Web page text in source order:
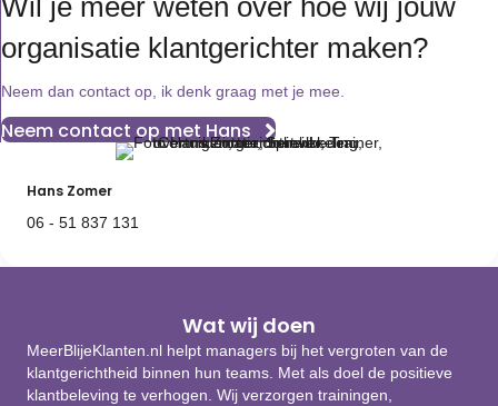
Hans Zomer
06 - 51 837 131
Wil je meer weten over hoe wij jouw
organisatie klantgerichter maken?
Neem dan contact op, ik denk graag met je mee.
Neem contact op met Hans
Wat wij doen
MeerBlijeKlanten.nl helpt managers bij het vergroten van de
klantgerichtheid binnen hun teams. Met als doel de positieve
klantbeleving te verhogen. Wij verzorgen trainingen,